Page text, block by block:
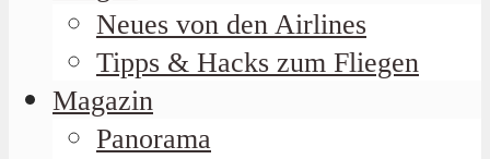
Neues von den Airlines
Tipps & Hacks zum Fliegen
Magazin
Panorama